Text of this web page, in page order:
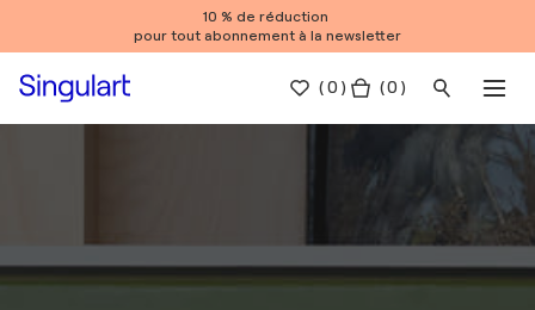
10 % de réduction
pour tout abonnement à la newsletter
(0 ) ( 0 )